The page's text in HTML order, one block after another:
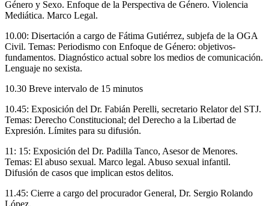
Género y Sexo. Enfoque de la Perspectiva de Género. Violencia
Mediática. Marco Legal.
10.00: Disertación a cargo de Fátima Gutiérrez, subjefa de la OGA
Civil. Temas: Periodismo con Enfoque de Género: objetivos-
fundamentos. Diagnóstico actual sobre los medios de comunicación.
Lenguaje no sexista.
10.30 Breve intervalo de 15 minutos
10.45: Exposición del Dr. Fabián Perelli, secretario Relator del STJ.
Temas: Derecho Constitucional; del Derecho a la Libertad de
Expresión. Límites para su difusión.
11: 15: Exposición del Dr. Padilla Tanco, Asesor de Menores.
Temas: El abuso sexual. Marco legal. Abuso sexual infantil.
Difusión de casos que implican estos delitos.
11.45: Cierre a cargo del procurador General, Dr. Sergio Rolando
López.